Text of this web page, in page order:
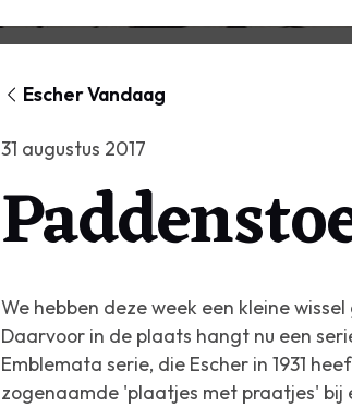
Escher Vandaag
31 augustus 2017
We hebben deze week een kleine
Daarvoor in de plaats hangt nu een
Emblemata serie, die Escher in 1931
zogenaamde 'plaatjes met praatjes' bij